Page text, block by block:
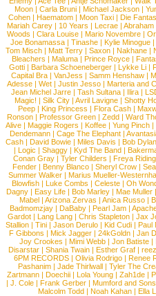
Moon |Carla Bruni |Michael Jackson |
Cohen |Haematom |Moon Taxi |Die
Mariah Carey | 10 Years | Lecrae | Abraham
Woods |Clara Louise |Mario Novembre |
Joe Bonamassa | Tinashe | Kylie Minogue |
Tom Misch |Matt Terry |Saxon |Nakhane |
Bleachers | Maluma | Prince Royce |
Gotti |Barbara Schoeneberger |Lykke Li |
Capital Bra |VanJess |Samm Henshaw |
Adesse |Wet |Justin Jesso |Marteria and
Jean Michel Jarre |Tash Sultana | Ilira |
Magic! | Silk City | Avril Lavigne | Shotty
Peep |King Princess |Flora Cash |
Ronson |Professor Green |Zedd |Ward
Alive |Maggie Rogers |Koffee |Yung Pinch |
Dendemann |Cage The Elephant |
Cash | David Bowie | Miles Davis | Bob Dylan
|Logic |Shaggy |Kyd The Band |
Conan Gray |Tyler Childers |Freya
Fender |Benny Blanco |Sheryl Crow |
Summer Walker |Marius Mueller-
Blowfish | Luke Combs | Celeste | Oh
Dagny |Easy Life |Bob Marley |Mae Muller
Mabel |Arizona Zervas |Anica Russo |
Badmomzjay |DaBaby |Pearl Jam |
Gardot | Lang Lang | Chris Stapleton | Jax
Stallion |Tini |Jason Derulo |Kid Cudi |Paul
F Gibbons | Mick Jagger | 24kGoldn | Jan
Joy Crookes | Mimi Webb | Jon Batiste |
Disarstar | Shania Twain | Esther Graf |
6PM RECORDS | Olivia Rodrigo | Renee
Pashanim |Jade Thirlwall |Tyler The
Zartmann | Doechii | Lola Young | Zah1de |
| J. Cole | Frank Gerber | Mumford and Sons
Malcolm Todd | Noah Kahan | Ella